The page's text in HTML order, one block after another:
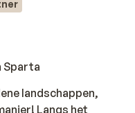
Sparta
landschappen,
Langs het